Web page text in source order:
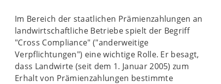
Im Bereich der staatlichen Prämienzahlungen an
landwirtschaftliche Betriebe spielt der Begriff
"Cross Compliance" ("anderweitige
Verpflichtungen") eine wichtige Rolle. Er besagt,
dass Landwirte (seit dem 1. Januar 2005) zum
Erhalt von Prämienzahlungen bestimmte